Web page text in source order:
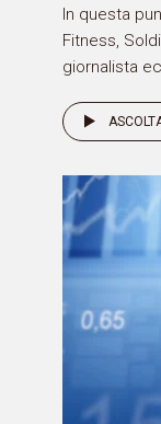
In questa
Fitness,
giornalista